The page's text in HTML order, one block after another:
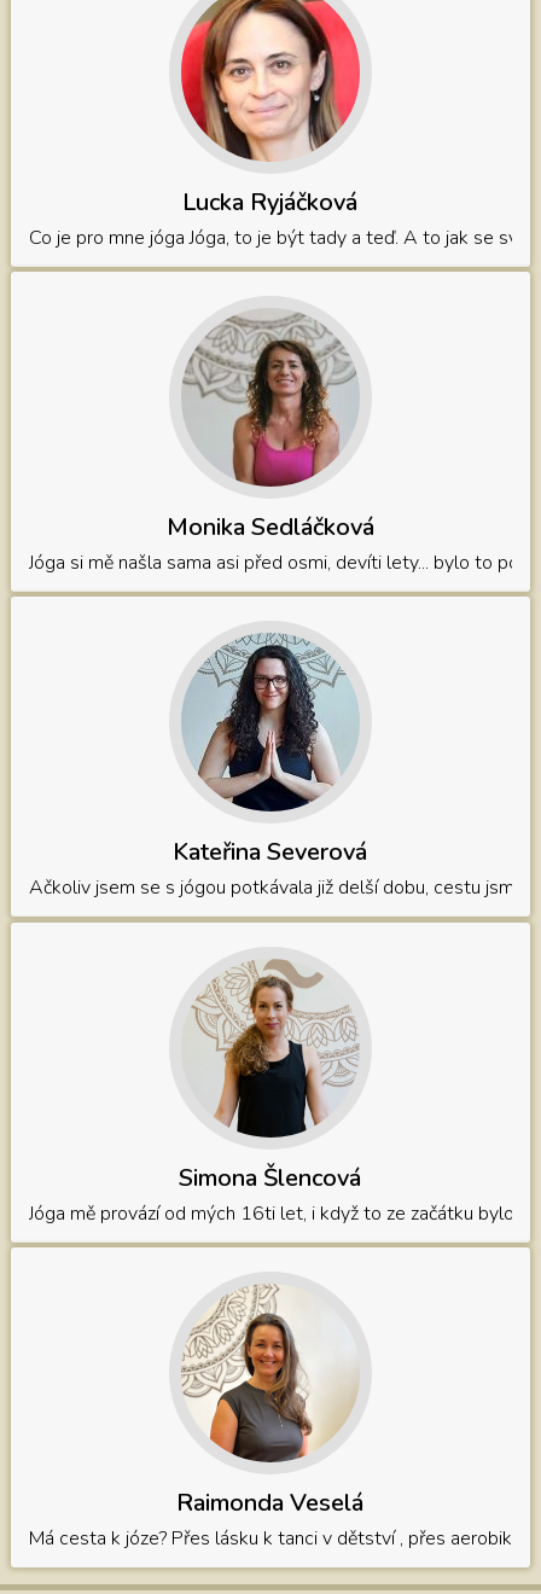
Lucka Ryjáčková
Co je pro mne jóga Jóga, to je být tady a teď. A to jak se
Monika Sedláčková
Jóga si mě našla sama asi před osmi, devíti lety... bylo to
Kateřina Severová
Ačkoliv jsem se s jógou potkávala již delší dobu, cestu jsme
Simona Šlencová
Jóga mě provází od mých 16ti let, i když to ze začátku bylo
Raimonda Veselá
Má cesta k józe? Přes lásku k tanci v dětství , přes aerobik a